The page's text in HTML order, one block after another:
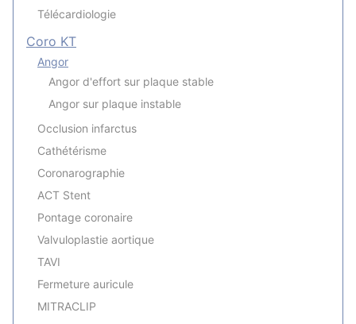
Télécardiologie
Coro KT
Angor
Angor d'effort sur plaque stable
Angor sur plaque instable
Occlusion infarctus
Cathétérisme
Coronarographie
ACT Stent
Pontage coronaire
Valvuloplastie aortique
TAVI
Fermeture auricule
MITRACLIP